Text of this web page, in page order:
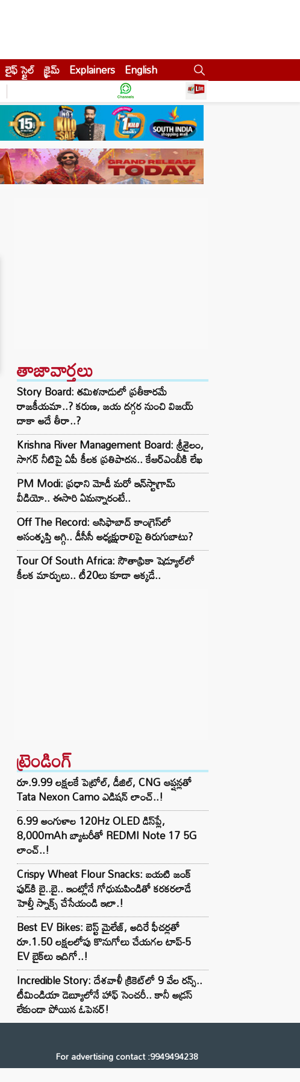
లైఫ్ స్టైల్ క్రైమ్ Explainers English
తాజావార్తలు
Story Board: తమిళనాడులో ప్రతీకారమే
రాజకీయమా..? కరుణ, జయ దగ్గర నుంచి విజయ్
దాకా అదే తీరా..?
Krishna River Management Board: శ్రీశైలం,
సాగర్ నీటిపై ఏపీ కీలక ప్రతిపాదన.. కేఆర్ఎంబీకి లేఖ
PM Modi: ప్రధాని మోడీ మరో ఇన్‌స్టాగ్రామ్
వీడియో.. ఈసారి ఏమన్నారంటే..
Off The Record: ఆసిఫాబాద్ కాంగ్రెస్‌లో
అసంతృప్తి అగ్గి.. డీసీసీ అధ్యక్షురాలిపై తిరుగుబాటు?
Tour Of South Africa: సౌతాఫ్రికా షెడ్యూల్‌లో
కీలక మార్పులు.. టీ20లు కూడా అక్కడే..
ట్రెండింగ్‌
రూ.9.99 లక్షలకే పెట్రోల్, డీజిల్, CNG ఆప్షన్లతో
Tata Nexon Camo ఎడిషన్ లాంచ్..!
6.99 అంగుళాల 120Hz OLED డిస్‌ప్లే,
8,000mAh బ్యాటరీతో REDMI Note 17 5G
లాంచ్..!
Crispy Wheat Flour Snacks: బయటి జంక్
ఫుడ్‌కి బై..బై.. ఇంట్లోనే గోధుమపిండితో కరకరలాడే
హెల్తీ స్నాక్స్ చేసేయండి ఇలా.!
Best EV Bikes: బెస్ట్ మైలేజ్, అదిరే ఫీచర్లతో
రూ.1.50 లక్షలలోపు కొనుగోలు చేయగల టాప్-5
EV బైక్‌లు ఇదిగో..!
Incredible Story: దేశవాళీ క్రికెట్‌లో 9 వేల రన్స్..
టీమిండియా డెబ్యూలోనే హాఫ్ సెంచరీ.. కానీ అడ్రస్
లేకుండా పోయిన ఓపెనర్!
For advertising contact :9949494238
Email: digital@ntvnetwork.com